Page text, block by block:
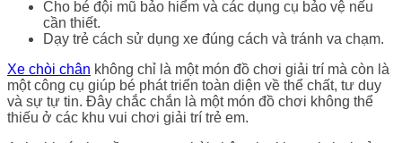
Cho bé đội mũ bảo hiểm và các dụng cụ bảo vệ nếu
cần thiết.
Dạy trẻ cách sử dụng xe đúng cách và tránh va chạm.
Xe chòi chân không chỉ là một món đồ chơi giải trí mà còn là
một công cụ giúp bé phát triển toàn diện về thể chất, tư duy
và sự tự tin. Đây chắc chắn là một món đồ chơi không thể
thiếu ở các khu vui chơi giải trí trẻ em.